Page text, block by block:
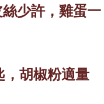
少許，雞蛋一
，胡椒粉適量